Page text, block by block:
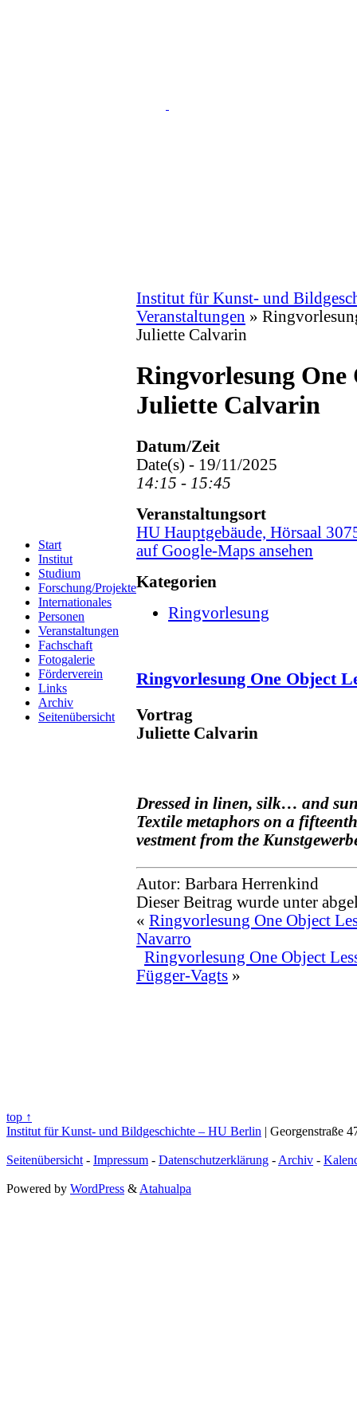
Start
Institut
Studium
Forschung/Projekte
Internationales
Personen
Veranstaltungen
Fachschaft
Fotogalerie
Förderverein
Links
Archiv
Seitenübersicht
Institut für Kunst- und
Veranstaltungen »
Juliette Calvarin
Ringvorlesung One
Juliette Calvarin
Datum/Zeit
Date(s) - 19/11/2025
14:15 - 15:45
Veranstaltungsort
HU Hauptgebäude, Hörsaal
auf Google-Maps ansehen
Kategorien
Ringvorlesung
Ringvorlesung One Object
Vortrag
Juliette Calvarin
Dressed in linen, silk… and
Textile metaphors on a
vestment from the
Autor: Barbara Herrenkind
Dieser Beitrag wurde unter
« Ringvorlesung One Object
Navarro
Ringvorlesung One Object
Függer-Vagts »
top ↑
Institut für Kunst- und Bildgeschichte – HU Berlin | Georgenstraße
Seitenübersicht - Impressum - Datenschutzerklärung - Archiv -
Powered by WordPress & Atahualpa